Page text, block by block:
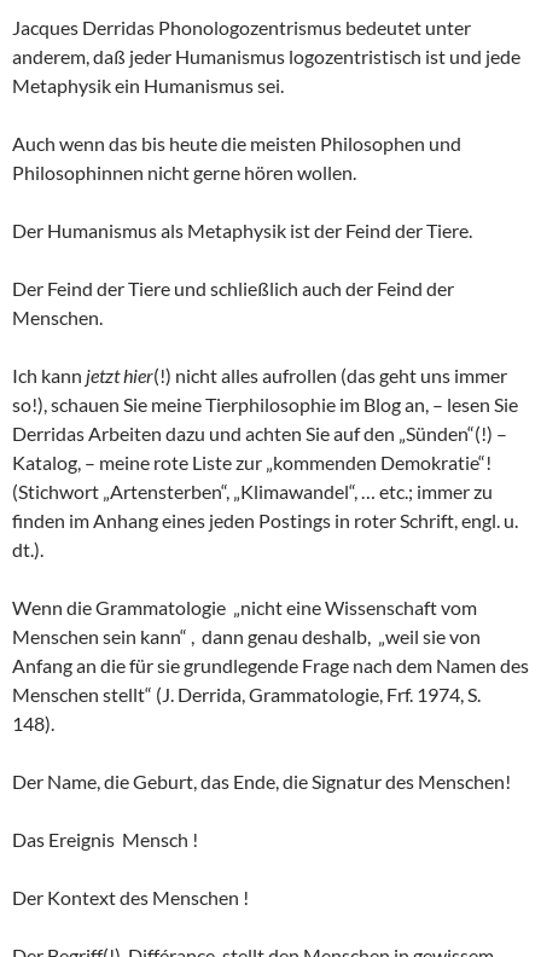
Jacques Derridas Phonologozentrismus bedeutet unter
anderem, daß jeder Humanismus logozentristisch ist und jede
Metaphysik ein Humanismus sei.
Auch wenn das bis heute die meisten Philosophen und
Philosophinnen nicht gerne hören wollen.
Der Humanismus als Metaphysik ist der Feind der Tiere.
Der Feind der Tiere und schließlich auch der Feind der
Menschen.
Ich kann jetzt hier(!) nicht alles aufrollen (das geht uns immer
so!), schauen Sie meine Tierphilosophie im Blog an, – lesen Sie
Derridas Arbeiten dazu und achten Sie auf den „Sünden“(!) –
Katalog, – meine rote Liste zur „kommenden Demokratie“!
(Stichwort „Artensterben“, „Klimawandel“, … etc.; immer zu
finden im Anhang eines jeden Postings in roter Schrift, engl. u.
dt.).
Wenn die Grammatologie „nicht eine Wissenschaft vom
Menschen sein kann“ , dann genau deshalb, „weil sie von
Anfang an die für sie grundlegende Frage nach dem Namen des
Menschen stellt“ (J. Derrida, Grammatologie, Frf. 1974, S.
148).
Der Name, die Geburt, das Ende, die Signatur des Menschen!
Das Ereignis Mensch !
Der Kontext des Menschen !